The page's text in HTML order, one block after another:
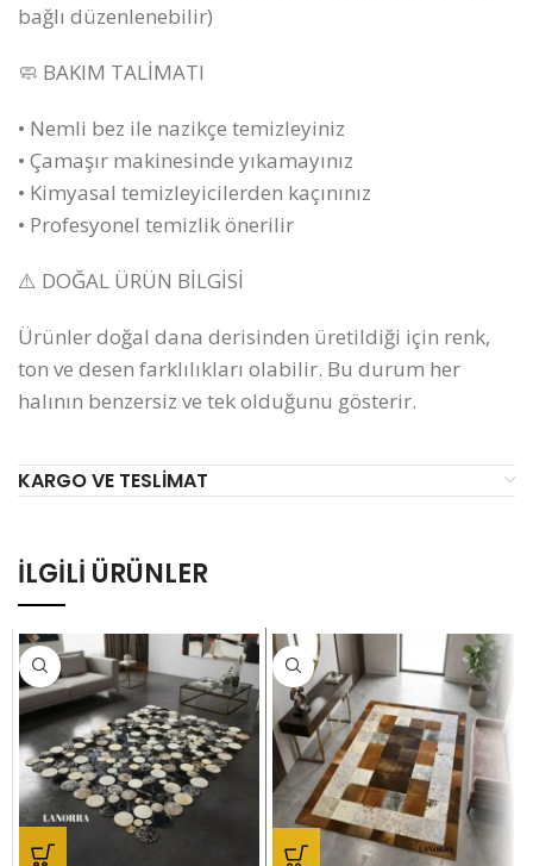
bağlı düzenlenebilir)
🧼 BAKIM TALİMATI
• Nemli bez ile nazikçe temizleyiniz
• Çamaşır makinesinde yıkamayınız
• Kimyasal temizleyicilerden kaçınınız
• Profesyonel temizlik önerilir
⚠️ DOĞAL ÜRÜN BİLGİSİ
Ürünler doğal dana derisinden üretildiği için renk,
ton ve desen farklılıkları olabilir. Bu durum her
halının benzersiz ve tek olduğunu gösterir.
KARGO VE TESLIMAT
İLGILI ÜRÜNLER